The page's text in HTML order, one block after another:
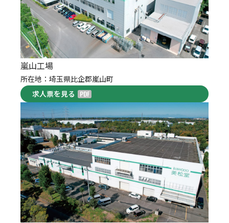
嵐山工場
所在地：埼玉県比企郡嵐山町
求人票を見る